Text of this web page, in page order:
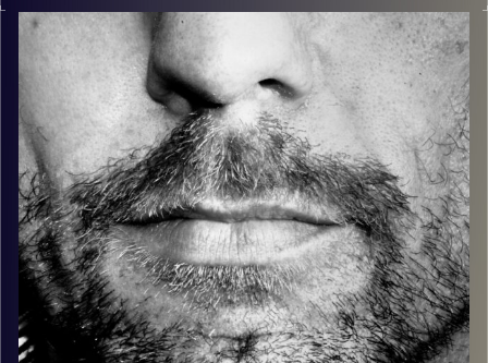
בלוז, bluegrass, ג'אז, Fאנק, פרוגרסיב ואפילו אלקטרוניקה.
כל מה שחי, אמיתי ונושם.
עם שמוליק רגב.
קרדיט תמונות: David Goehring